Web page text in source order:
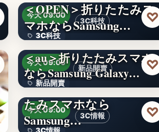
3C科技
今天 09:00
3C科技
文字
＜OPEN＞折りたたみス
マホならSamsung…
♡
新品開賣
今天 09:00
新品開賣
4.1
＜au＞折りたたみスマホ
ならSamsung Galaxy…
♡
3C情報
今天 09:00
＜ソフトバンク＞折りた
たみスマホなら
Samsung…
♡